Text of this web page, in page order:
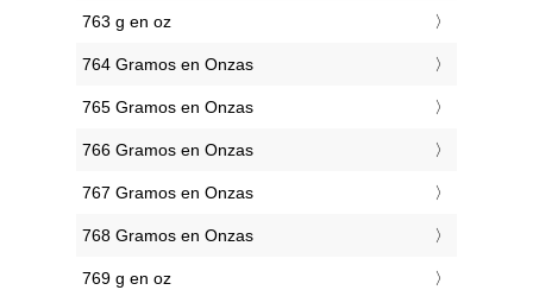
763 g en oz
764 Gramos en Onzas
765 Gramos en Onzas
766 Gramos en Onzas
767 Gramos en Onzas
768 Gramos en Onzas
769 g en oz